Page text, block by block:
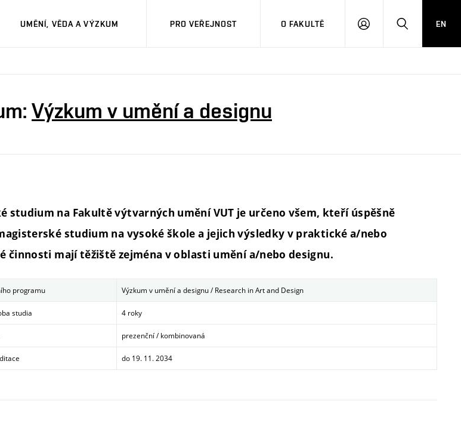
UMĚNÍ, VĚDA A VÝZKUM PRO VEŘEJNOST O FAKULTĚ
PŘIHLÁSITHLEDAT
EN
Výzkum v umění a designu
studium na Fakultě výtvarných umění VUT je určeno všem, kteří úspěšně
studium na vysoké škole a jejich výsledky v praktické a/nebo
činnosti mají těžiště zejména v oblasti umění a/nebo designu.
programu Výzkum v umění a designu / Research in Art and Design
studia 4 roky
prezenční / kombinovaná
do 19. 11. 2034